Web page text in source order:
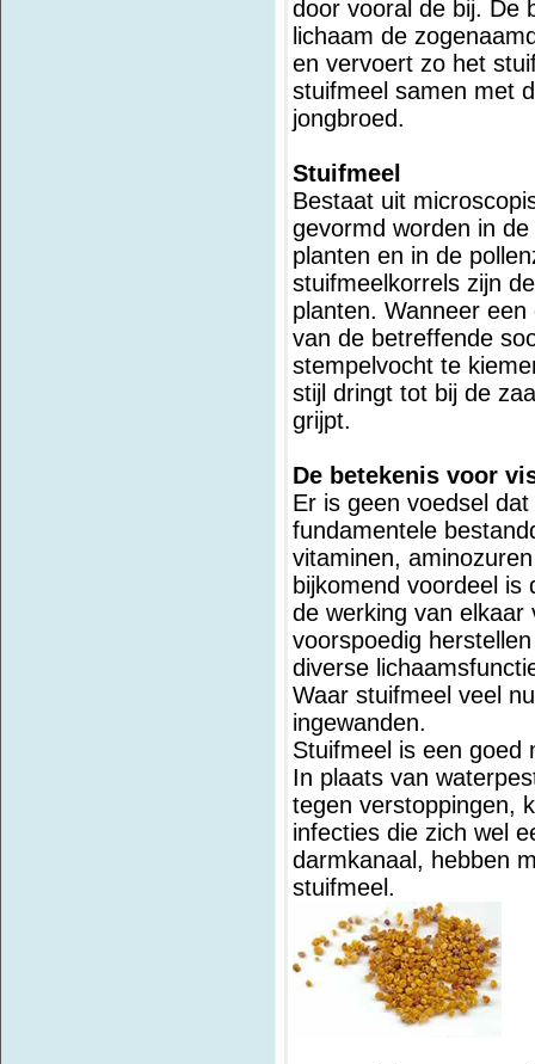
door vooral de bij. De
lichaam de
en vervoert zo het
stuifmeel samen met
jongbroed.
Stuifmeel
Bestaat uit
gevormd worden in
planten en in de
stuifmeelkorrels zijn
planten. Wanneer
van de betreffende
stempelvocht te
stijl dringt tot bij de
grijpt.
De betekenis voor
Er is geen voedsel
fundamentele
vitaminen,
bijkomend voordeel
de werking van
voorspoedig
diverse
Waar stuifmeel veel
ingewanden.
Stuifmeel is een goed
In plaats van
tegen verstoppingen,
infecties die zich wel
darmkanaal, hebben
stuifmeel.